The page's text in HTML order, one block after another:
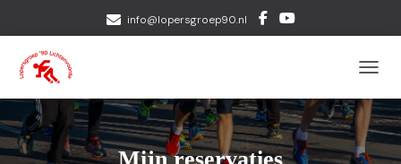
info@lopersgroep90.nl